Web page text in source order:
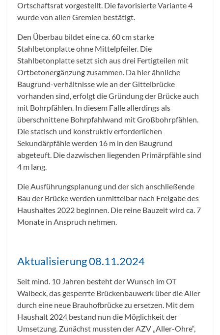
Ortschaftsrat vorgestellt. Die favorisierte Variante 4
wurde von allen Gremien bestätigt.
Den Überbau bildet eine ca. 60 cm starke
Stahlbetonplatte ohne Mittelpfeiler. Die
Stahlbetonplatte setzt sich aus drei Fertigteilen mit
Ortbetonergänzung zusammen. Da hier ähnliche
Baugrund-verhältnisse wie an der Gittelbrücke
vorhanden sind, erfolgt die Gründung der Brücke auch
mit Bohrpfählen. In diesem Falle allerdings als
überschnittene Bohrpfahlwand mit Großbohrpfählen.
Die statisch und konstruktiv erforderlichen
Sekundärpfähle werden 16 m in den Baugrund
abgeteuft. Die dazwischen liegenden Primärpfähle sind
4 m lang.
Die Ausführungsplanung und der sich anschließende
Bau der Brücke werden unmittelbar nach Freigabe des
Haushaltes 2022 beginnen. Die reine Bauzeit wird ca. 7
Monate in Anspruch nehmen.
Aktualisierung 08.11.2024
Seit mind. 10 Jahren besteht der Wunsch im OT
Walbeck, das gesperrte Brückenbauwerk über die Aller
durch eine neue Brauhofbrücke zu ersetzen. Mit dem
Haushalt 2024 bestand nun die Möglichkeit der
Umsetzung. Zunächst mussten der AZV „Aller-Ohre“,